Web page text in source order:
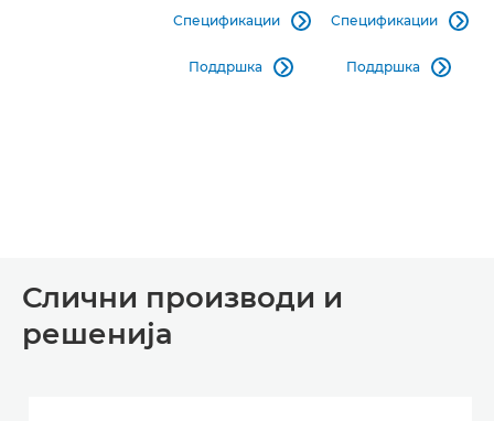
Спецификации 
Поддршка 
Спецификации 
Поддршка 
Слични производи и
решенија